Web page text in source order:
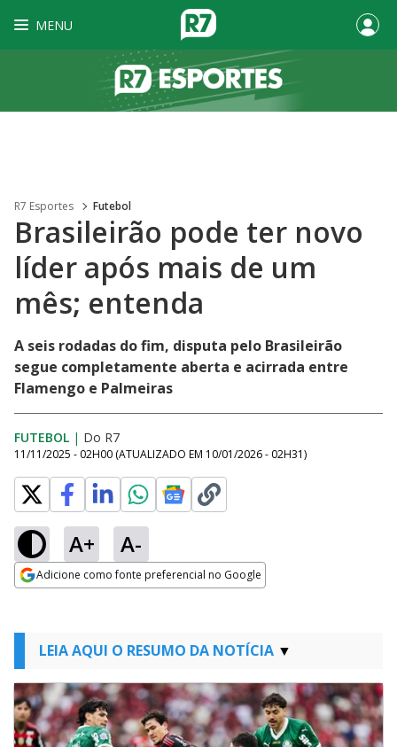
MENU
R7 Esportes Futebol
Brasileirão pode ter novo
líder após mais de um
mês; entenda
A seis rodadas do fim, disputa pelo Brasileirão
segue completamente aberta e acirrada entre
Flamengo e Palmeiras
FUTEBOL | Do R7
11/11/2025 - 02H00 (ATUALIZADO EM 10/01/2026 - 02H31)
A+ A-
Adicione como fonte preferencial no Google
LEIA AQUI O RESUMO DA NOTÍCIA